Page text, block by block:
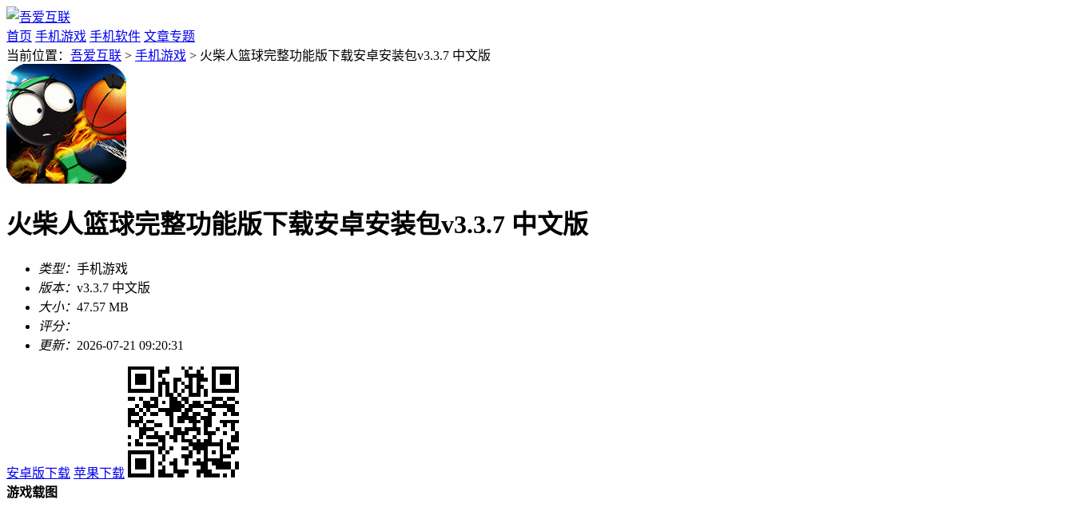
首页 手机游戏 手机软件 文章专题
当前位置： 吾爱互联 > 手机游戏 > 火柴人篮球完整功能版下载安卓安装包v3.3.7 中文版
火柴人篮球完整功能版下载安卓安装包v3.3.7 中文版
类型： 手机游戏
版本： v3.3.7 中文版
大小： 47.57 MB
评分：
更新： 2026-07-21 09:20:31
安卓版下载 苹果下载
游戏载图